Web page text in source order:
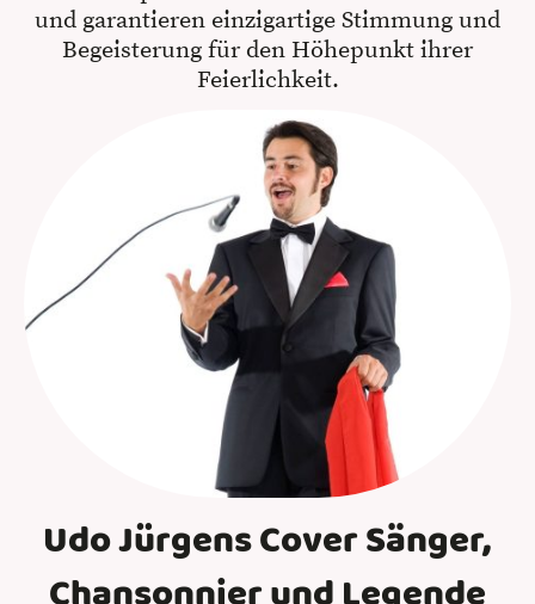
und garantieren einzigartige Stimmung und
Begeisterung für den Höhepunkt ihrer
Feierlichkeit.
Udo Jürgens Cover Sänger,
Chansonnier und Legende